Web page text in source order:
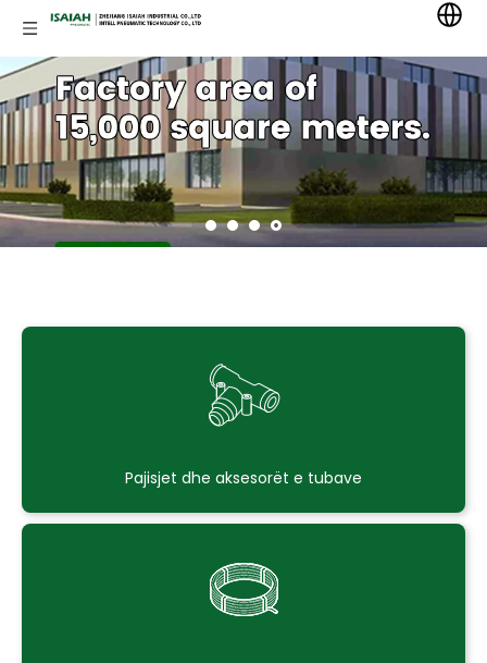
Pajisjet dhe aksesorët e tubave